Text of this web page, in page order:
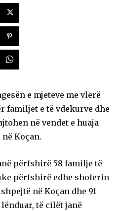
e mjeteve me vlerë
familjet e të vdekurve dhe
në vendet e huaja
Koçan.
përfshirë 58 familje të
përfshirë edhe shoferin
në Koçan dhe 91
të cilët janë